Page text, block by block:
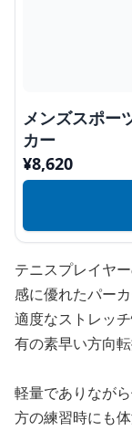
メンズスポー
カー
¥8,620
テニスプレイヤ
感に優れたパーカ
適度なストレッ
有の素早い方向
軽量でありなが
方の練習時にも